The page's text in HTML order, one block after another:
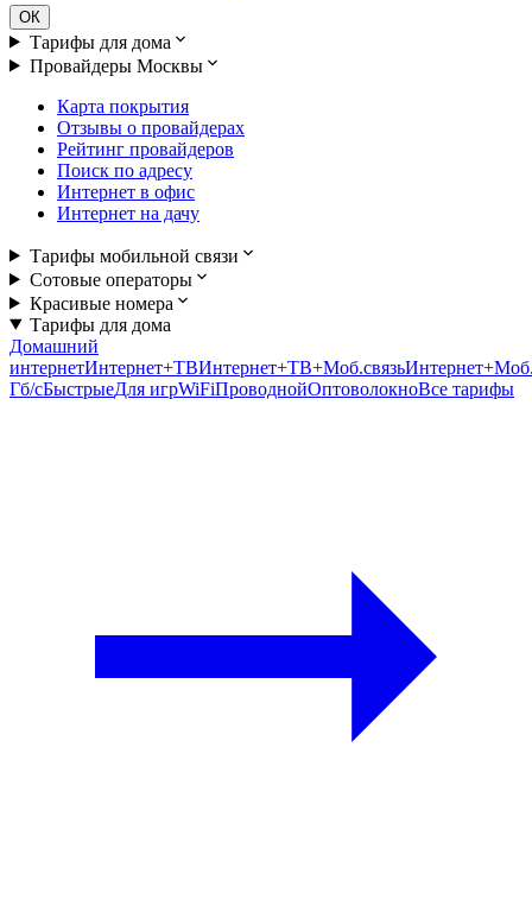
ОК
Тарифы для дома
Провайдеры Москвы
Карта покрытия
Отзывы о провайдерах
Рейтинг провайдеров
Поиск по адресу
Интернет в офис
Интернет на дачу
Тарифы мобильной связи
Сотовые операторы
Красивые номера
Тарифы для дома
Домашний
интернетИнтернет+ТВИнтернет+ТВ+Моб.связь
Гб/cБыстрыеДля игрWiFiПроводнойОптоволокноВсе тарифы